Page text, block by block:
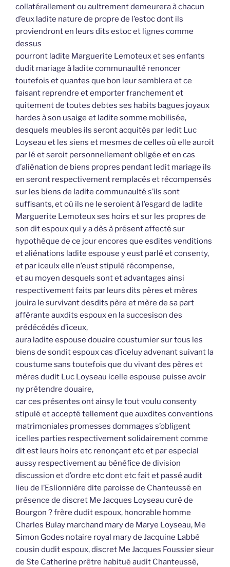
collatérallement ou aultrement demeurera à chacun
d’eux ladite nature de propre de l’estoc dont ils
proviendront en leurs dits estoc et lignes comme
dessus
pourront ladite Marguerite Lemoteux et ses enfants
dudit mariage à ladite communaulté renoncer
toutefois et quantes que bon leur semblera et ce
faisant reprendre et emporter franchement et
quitement de toutes debtes ses habits bagues joyaux
hardes à son usaige et ladite somme mobilisée,
desquels meubles ils seront acquités par ledit Luc
Loyseau et les siens et mesmes de celles où elle auroit
par lé et seroit personnellement obligée et en cas
d’aliénation de biens propres pendant ledit mariage ils
en seront respectivement remplacés et récompensés
sur les biens de ladite communaulté s’ils sont
suffisants, et où ils ne le seroient à l’esgard de ladite
Marguerite Lemoteux ses hoirs et sur les propres de
son dit espoux qui y a dès à présent affecté sur
hypothèque de ce jour encores que esdites venditions
et aliénations ladite espouse y eust parlé et consenty,
et par iceulx elle n’eust stipulé récompense,
et au moyen desquels sont et advantages ainsi
respectivement faits par leurs dits pères et mères
jouira le survivant desdits père et mère de sa part
afférante auxdits espoux en la succesison des
prédécédés d’iceux,
aura ladite espouse douaire coustumier sur tous les
biens de sondit espoux cas d’iceluy advenant suivant la
coustume sans toutefois que du vivant des pères et
mères dudit Luc Loyseau icelle espouse puisse avoir
ny prétendre douaire,
car ces présentes ont ainsy le tout voulu consenty
stipulé et accepté tellement que auxdites conventions
matrimoniales promesses dommages s’obligent
icelles parties respectivement solidairement comme
dit est leurs hoirs etc renonçant etc et par especial
aussy respectivement au bénéfice de division
discussion et d’ordre etc dont etc fait et passé audit
lieu de l’Eslionnière dite paroisse de Chanteussé en
présence de discret Me Jacques Loyseau curé de
Bourgon ? frère dudit espoux, honorable homme
Charles Bulay marchand mary de Marye Loyseau, Me
Simon Godes notaire royal mary de Jacquine Labbé
cousin dudit espoux, discret Me Jacques Foussier sieur
de Ste Catherine prêtre habitué audit Chanteussé,